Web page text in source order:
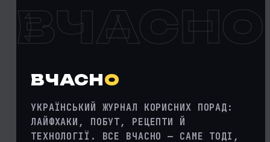
ВЧАСНО
ВЧАСНО
УКРАЇНСЬКИЙ ЖУРНАЛ КОРИСНИХ ПОРАД:
ЛАЙФХАКИ, ПОБУТ, РЕЦЕПТИ Й
ТЕХНОЛОГІЇ. ВСЕ ВЧАСНО — САМЕ ТОДІ,